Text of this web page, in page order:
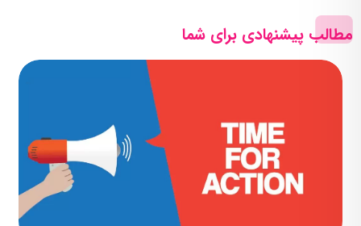
مطالب پیشنهادی برای شما